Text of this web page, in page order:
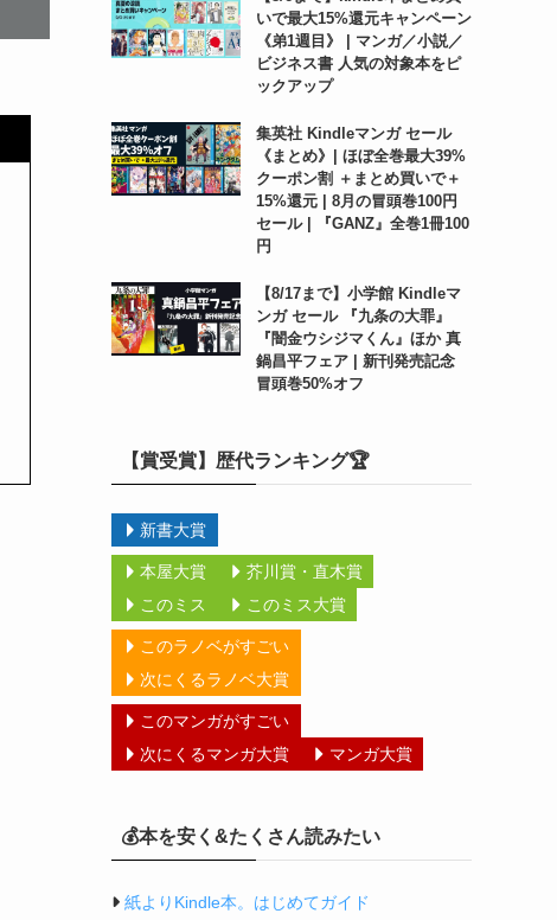
いで最大15%還元キャンペーン
《弟1週目》 | マンガ／小説／
ビジネス書 人気の対象本をピ
ックアップ
集英社 Kindleマンガ セール
《まとめ》| ほぼ全巻最大39%
クーポン割 ＋まとめ買いで＋
15%還元 | 8月の冒頭巻100円
セール | 『GANZ』全巻1冊100
円
【8/17まで】小学館 Kindleマ
ンガ セール 『九条の大罪』
『闇金ウシジマくん』ほか 真
鍋昌平フェア | 新刊発売記念
冒頭巻50%オフ
【賞受賞】歴代ランキング🏆
新書大賞
本屋大賞
芥川賞・直木賞
このミス
このミス大賞
このラノベがすごい
次にくるラノベ大賞
このマンガがすごい
次にくるマンガ大賞
マンガ大賞
💰本を安く&たくさん読みたい
紙よりKindle本。はじめてガイド